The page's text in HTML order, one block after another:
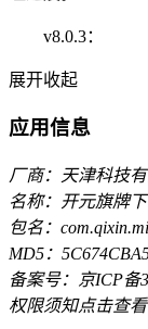
v8.0.3：
展开收起
应用信息
厂商：天津科技
名称：开元旗牌
包名：
MD5：
备案号：京ICP备
权限须知点击查看